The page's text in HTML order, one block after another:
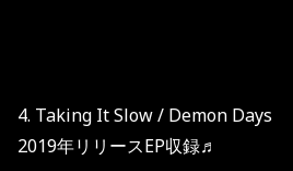
4. Taking It Slow / Demon Days
2019年リリースEP収録♬